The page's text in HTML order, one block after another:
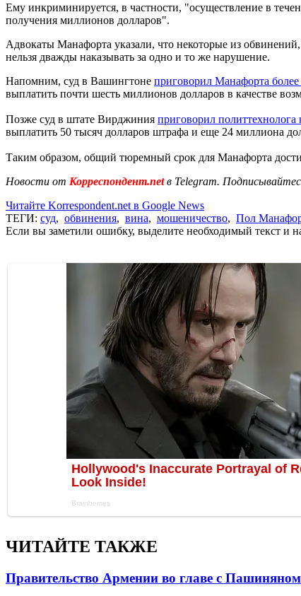
Ему инкриминируется, в частности, "осуществление в
получения миллионов долларов".
Адвокаты Манафорта указали, что некоторые из
нельзя дважды наказывать за одно и то же нарушение.
Напомним, суд в Вашингтоне приговорил Манафорта
выплатить почти шесть миллионов долларов в качестве
Позже суд в штате Вирджиния приговорил
выплатить 50 тысяч долларов штрафа и еще 24 миллиона
Таким образом, общий тюремный срок для Манафорта
Новости от Корреспондент.netв Telegram.
Читайте Korrespondent.net в Google News
ТЕГИ: суд, обвинения, вина, мошеничество, Пол
Если вы заметили ошибку, выделите необходимый текст и
ЧИТАЙТЕ ТАКЖЕ
Правительство Армении во главе с Пашиняном